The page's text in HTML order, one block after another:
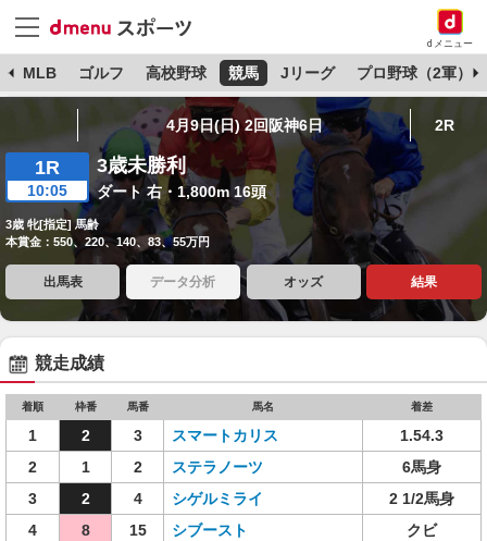
dメニュー
MLB ゴルフ 高校野球 競馬 Jリーグ プロ野球（2軍）
4月9日(日) 2回阪神6日 2R
1R
10:05
3歳未勝利
ダート 右・1,800m 16頭
3歳 牝[指定] 馬齢
本賞金：550、220、140、83、55万円
出馬表 データ分析 オッズ 結果
競走成績
着順 枠番 馬番 馬名 着差
1 2 3 スマートカリス
1.54.3
2
1 2 ステラノーツ
6馬身
3
2 4 シゲルミライ
2 1/2馬身
4
8 15 シブースト
クビ